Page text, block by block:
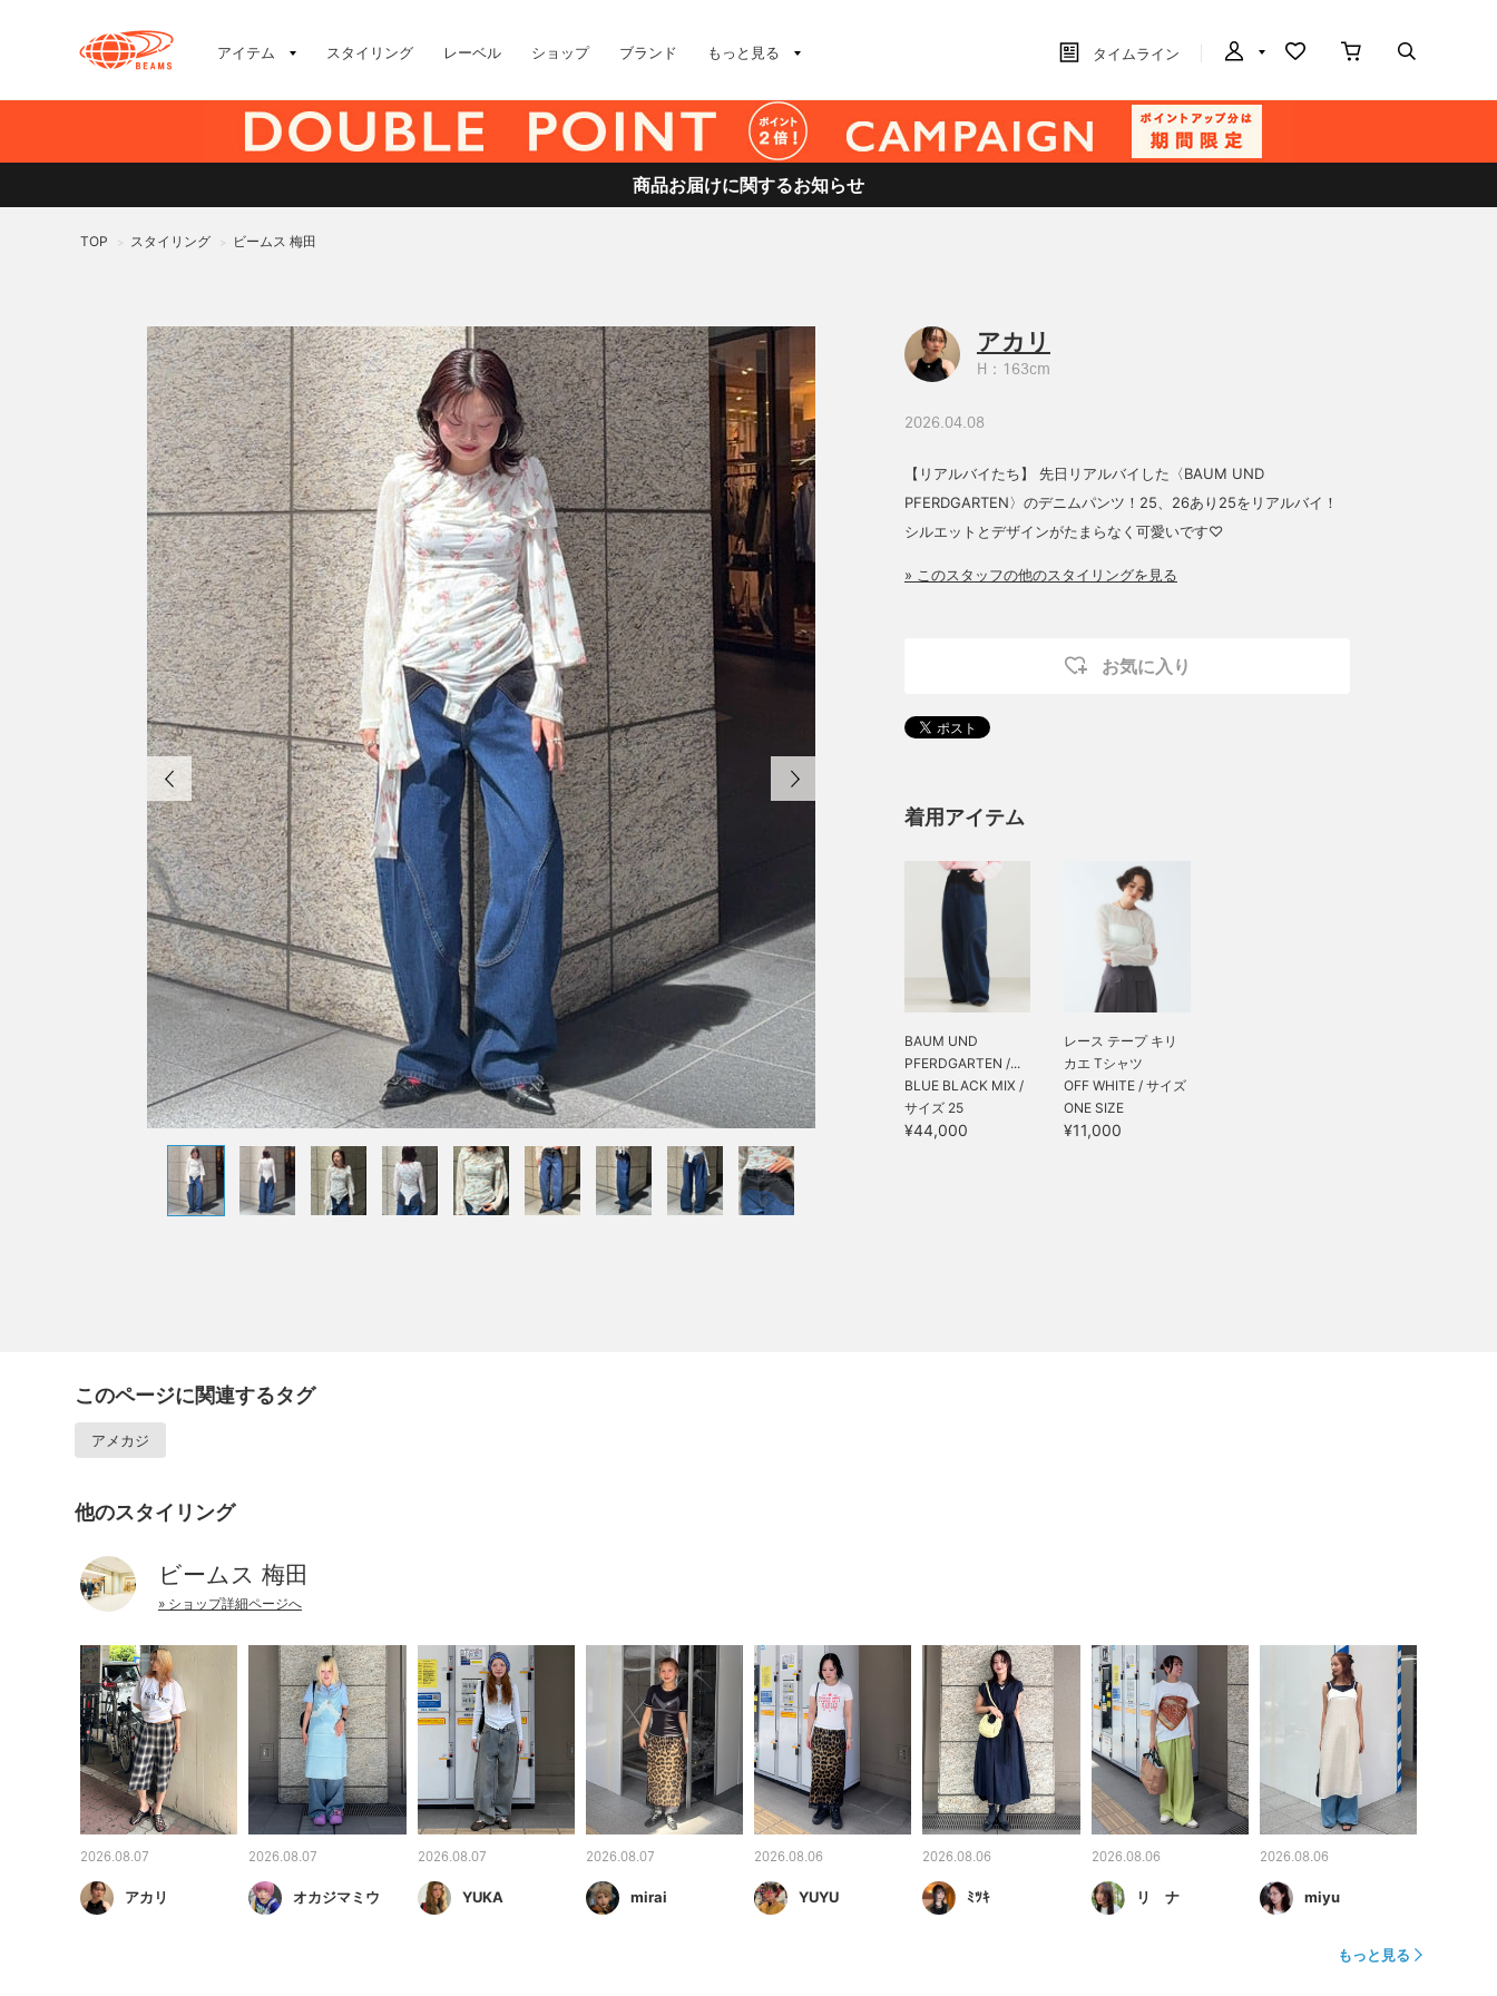
アイテム スタイリング レーベル ショップ ブランド もっと見る タイムライン
商品お届けに関するお知らせ
TOP > スタイリング > ビームス 梅田
アカリ
H：163cm
2026.04.08
【リアルバイたち】 先日リアルバイした〈BAUM UND
PFERDGARTEN〉のデニムパンツ！25、26あり25をリアルバイ！
シルエットとデザインがたまらなく可愛いです♡
» このスタッフの他のスタイリングを見る
お気に入り
着用アイテム
BAUM UND
PFERDGARTEN /...
BLUE BLACK MIX /
サイズ 25
¥44,000
レース テープ キリ
カエ Tシャツ
OFF WHITE / サイズ
ONE SIZE
¥11,000
このページに関連するタグ
アメカジ
他のスタイリング
ビームス 梅田
» ショップ詳細ページへ
2026.08.07
アカリ
2026.08.07
オカジマミウ
2026.08.07
YUKA
2026.08.07
mirai
2026.08.06
YUYU
2026.08.06
ﾐﾂｷ
2026.08.06
リ ナ
2026.08.06
miyu
もっと見る